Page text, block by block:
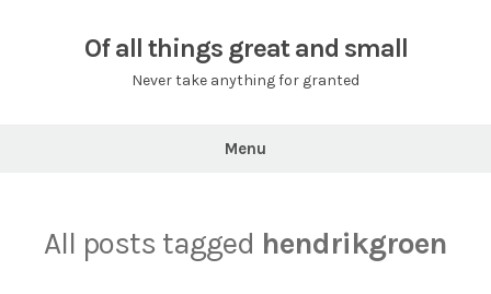
Of all things great and small
Never take anything for granted
Menu
All posts tagged hendrikgroen